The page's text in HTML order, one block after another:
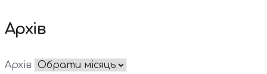
Архів
Архів